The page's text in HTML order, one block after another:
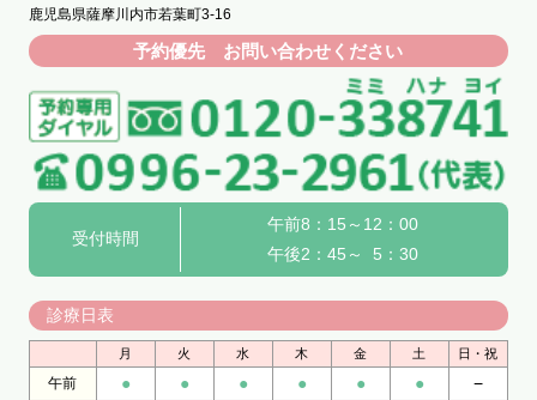
鹿児島県薩摩川内市若葉町3-16
予約優先 お問い合わせください
受付時間
午前8：15～12：00
午後2：45～ 5：30
診療日表
月 火 水 木 金 土 日・祝
午前 ● ● ● ● ● ● −